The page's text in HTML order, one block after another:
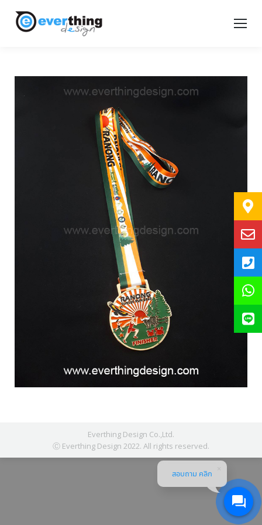
Everthing Design Co.,Ltd.
Ⓒ Everthing Design 2022. All rights reserved.
สอบถาม คลิก